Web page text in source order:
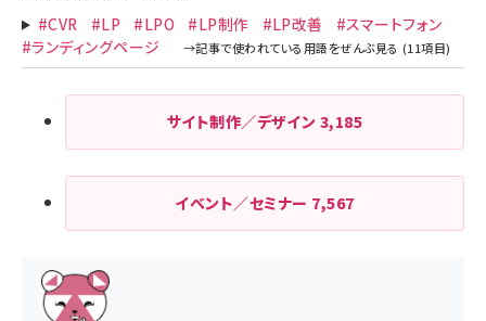
#CVR #LP #LPO #LP制作 #LP改善
#スマートフォン
#ランディングページ
サイト制作／デザイン 3,185
イベント／セミナー 7,567